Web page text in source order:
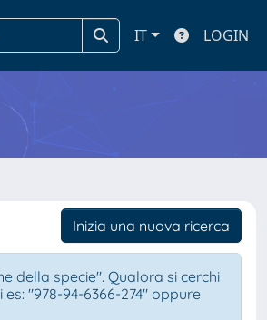
IT LOGIN
Inizia una nuova ricerca
della specie". Qualora si cerchi
"978-94-6366-274" oppure